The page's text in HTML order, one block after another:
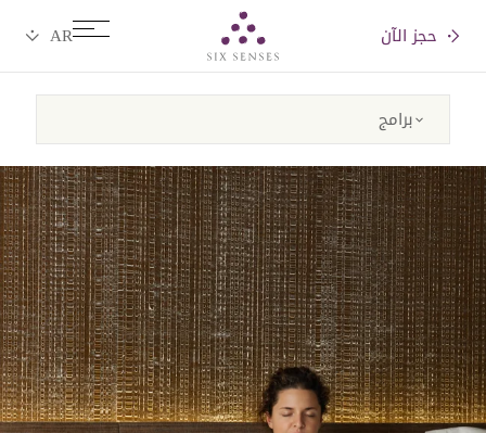
حجز الآن